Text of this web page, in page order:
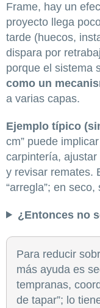
Frame, hay un
proyecto llega
tarde (huecos,
dispara por
porque el sistema
como un
a varias capas.
Ejemplo típico
cm” puede
carpintería,
y revisar remates.
“arregla”; en seco,
¿Entonces no
Para reducir
más ayuda es
tempranas,
de tapar”; lo